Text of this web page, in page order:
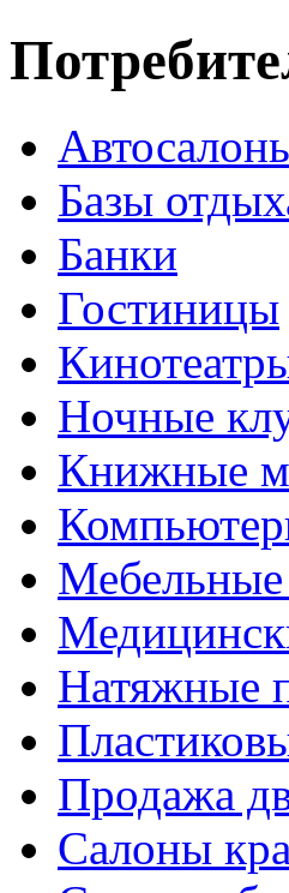
Базы
Банки
Гостиницы
Ночные
Книжные
Натяжные
Продажа
Салоны